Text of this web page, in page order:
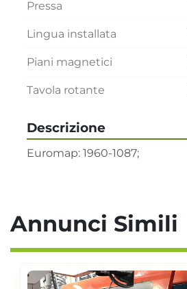
Descrizione
Euromap: 1960-1087;
Pressa
Lingua installata
Piani magnetici
Tavola rotante
Annunci Simili